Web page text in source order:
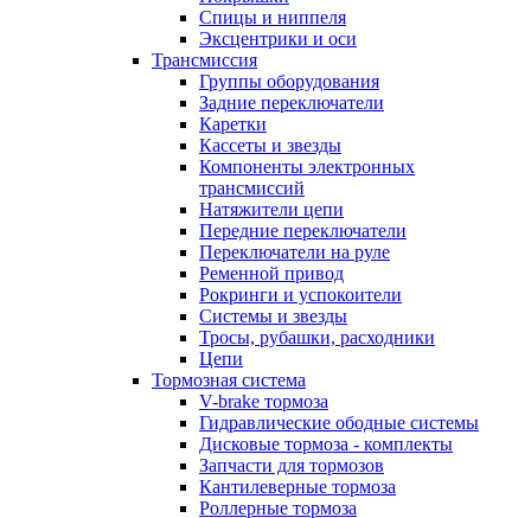
Спицы и ниппеля
Эксцентрики и оси
Трансмиссия
Группы оборудования
Задние переключатели
Каретки
Кассеты и звезды
Компоненты электронных
трансмиссий
Натяжители цепи
Передние переключатели
Переключатели на руле
Ременной привод
Рокринги и успокоители
Системы и звезды
Тросы, рубашки, расходники
Цепи
Тормозная система
V-brake тормоза
Гидравлические ободные системы
Дисковые тормоза - комплекты
Запчасти для тормозов
Кантилеверные тормоза
Роллерные тормоза